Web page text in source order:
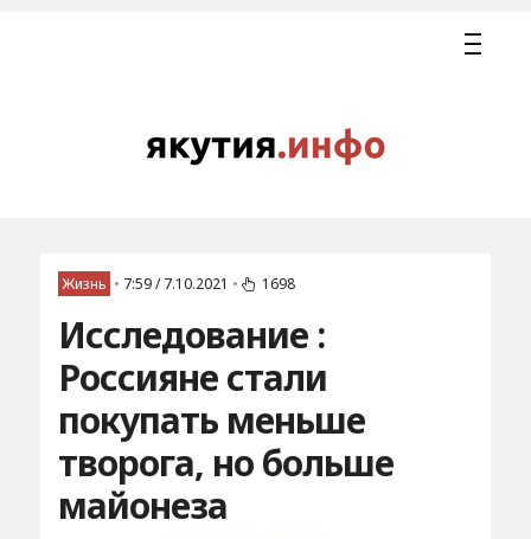
Жизнь • 7:59 / 7.10.2021 • 1698
Исследование :
Россияне стали
покупать меньше
творога, но больше
майонеза